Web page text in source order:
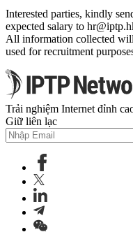
Interested parties, kindly
expected salary to hr
All information collected
used for recruitment
Trải nghiệm Internet đỉnh
Giữ liên lạc